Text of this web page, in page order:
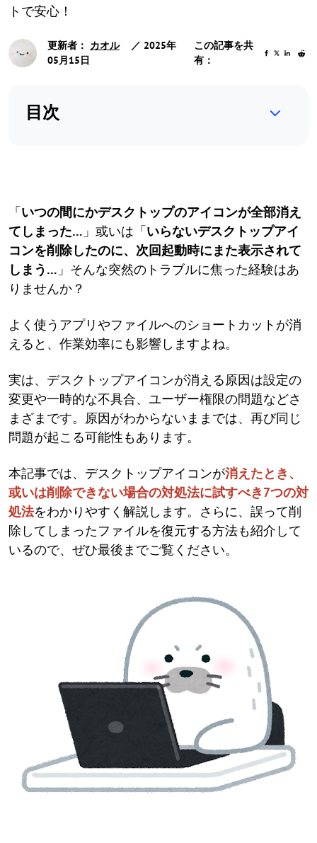
トで安心！
更新者： カオル
／ 2025年
05月15日
この記事を共
有：
目次
「いつの間にかデスクトップのアイコンが全部消え
てしまった… 」或いは「いらないデスクトップアイ
コンを削除したのに、次回起動時にまた表示されて
しまう… 」そんな突然のトラブルに焦った経験はあ
りませんか？
よく使うアプリやファイルへのショートカットが消
えると、作業効率にも影響しますよね。
実は、デスクトップアイコンが消える原因は設定の
変更や一時的な不具合、ユーザー権限の問題などさ
まざまです。原因がわからないままでは、再び同じ
問題が起こる可能性もあります。
本記事では、デスクトップアイコンが消えたとき、
或いは削除できない場合の対処法に試すべき7つの対
処法をわかりやすく解説します。さらに、誤って削
除してしまったファイルを復元する方法も紹介して
いるので、ぜひ最後までご覧ください。